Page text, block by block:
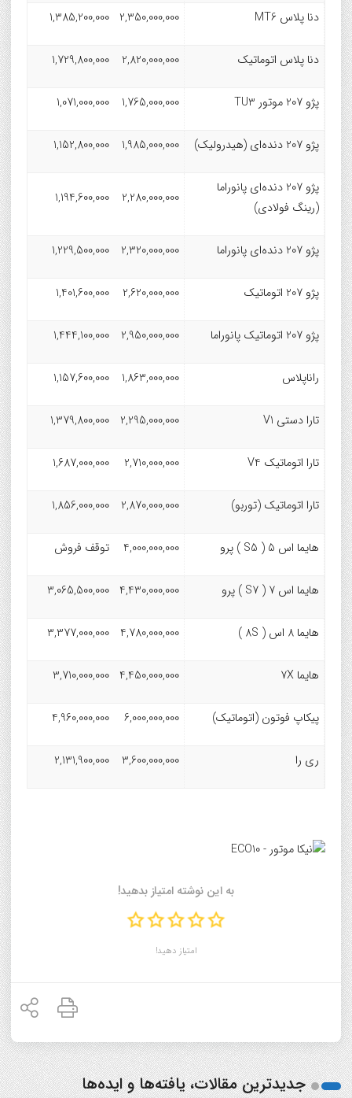
دنا پلاس MT6 2,350,000,000
1,385,200,000
دنا پلاس اتوماتیک 2,820,000,000
1,729,800,000
پژو 207 موتور TU3 1,765,000,000
1,071,000,000
پژو 207 دنده‌ای (هیدرولیک) 1,985,000,000
1,152,800,000
پژو 207 دنده‌ای پانوراما
(رینگ فولادی)
2,280,000,000
1,194,600,000
پژو 207 دنده‌ای پانوراما 2,320,000,000
1,229,500,000
پژو 207 اتوماتیک 2,620,000,000
1,401,600,000
پژو 207 اتوماتیک پانوراما 2,950,000,000
1,444,100,000
راناپلاس 1,863,000,000
1,157,600,000
تارا دستی V1 2,295,000,000
1,379,800,000
تارا اتوماتیک V4 2,710,000,000
1,687,000,000
تارا اتوماتیک (توربو) 2,870,000,000
1,856,000,000
هایما اس 5 ( S5 ) پرو 4,000,000,000 توقف فروش
هایما اس 7 ( S7 ) پرو 4,430,000,000
3,065,500,000
هایما 8 اس ( 8S ) 4,780,000,000
3,377,000,000
هایما 7X 4,450,000,000
3,710,000,000
پیکاپ فوتون (اتوماتیک) 6,000,000,000
4,960,000,000
ری را 3,600,000,000
2,131,900,000
به این نوشته امتیاز بدهید!
امتیاز دهید!
جدیدترین مقالات، یافته‌ها و ایده‌ها